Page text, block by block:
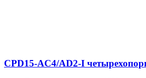
CPD15-AC4/AD2-I